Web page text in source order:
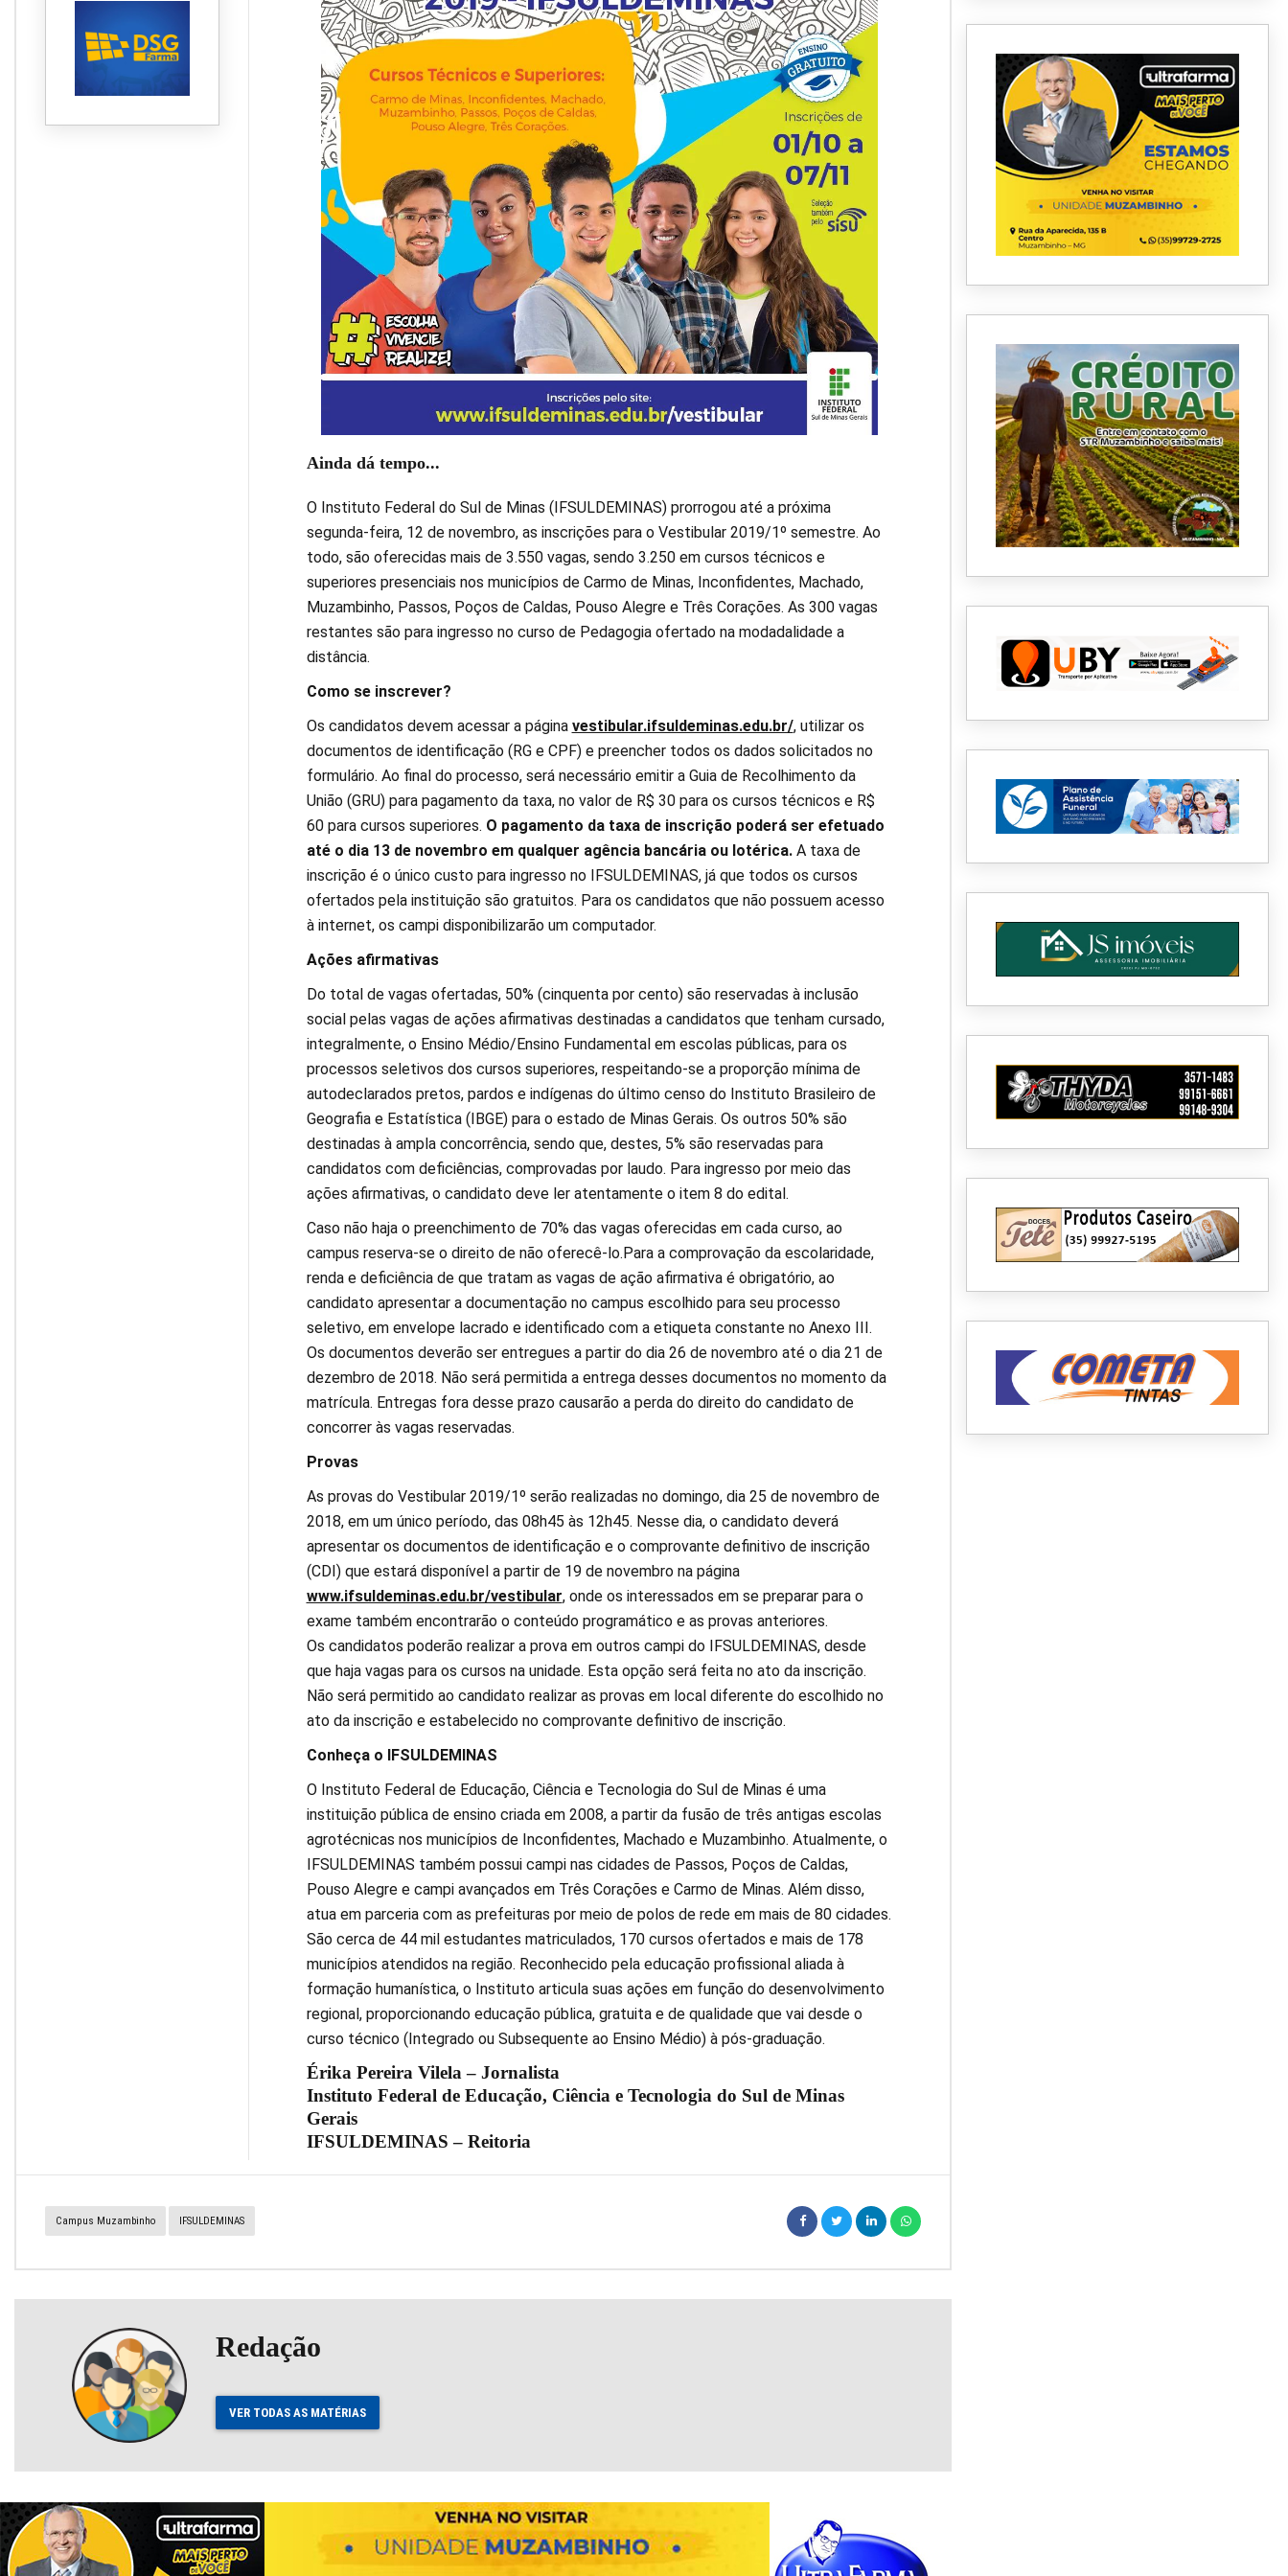
Ainda dá tempo...
O Instituto Federal do Sul de Minas (IFSULDEMINAS) prorrogou até a próxima
segunda-feira, 12 de novembro, as inscrições para o Vestibular 2019/1º semestre. Ao
todo, são oferecidas mais de 3.550 vagas, sendo 3.250 em cursos técnicos e
superiores presenciais nos municípios de Carmo de Minas, Inconfidentes, Machado,
Muzambinho, Passos, Poços de Caldas, Pouso Alegre e Três Corações. As 300 vagas
restantes são para ingresso no curso de Pedagogia ofertado na modadalidade a
distância.
Como se inscrever?
Os candidatos devem acessar a página vestibular.ifsuldeminas.edu.br/, utilizar os
documentos de identificação (RG e CPF) e preencher todos os dados solicitados no
formulário. Ao final do processo, será necessário emitir a Guia de Recolhimento da
União (GRU) para pagamento da taxa, no valor de R$ 30 para os cursos técnicos e R$
60 para cursos superiores. O pagamento da taxa de inscrição poderá ser efetuado
até o dia 13 de novembro em qualquer agência bancária ou lotérica. A taxa de
inscrição é o único custo para ingresso no IFSULDEMINAS, já que todos os cursos
ofertados pela instituição são gratuitos. Para os candidatos que não possuem acesso
à internet, os campi disponibilizarão um computador.
Ações afirmativas
Do total de vagas ofertadas, 50% (cinquenta por cento) são reservadas à inclusão
social pelas vagas de ações afirmativas destinadas a candidatos que tenham cursado,
integralmente, o Ensino Médio/Ensino Fundamental em escolas públicas, para os
processos seletivos dos cursos superiores, respeitando-se a proporção mínima de
autodeclarados pretos, pardos e indígenas do último censo do Instituto Brasileiro de
Geografia e Estatística (IBGE) para o estado de Minas Gerais. Os outros 50% são
destinadas à ampla concorrência, sendo que, destes, 5% são reservadas para
candidatos com deficiências, comprovadas por laudo. Para ingresso por meio das
ações afirmativas, o candidato deve ler atentamente o item 8 do edital.
Caso não haja o preenchimento de 70% das vagas oferecidas em cada curso, ao
campus reserva-se o direito de não oferecê-lo.Para a comprovação da escolaridade,
renda e deficiência de que tratam as vagas de ação afirmativa é obrigatório, ao
candidato apresentar a documentação no campus escolhido para seu processo
seletivo, em envelope lacrado e identificado com a etiqueta constante no Anexo III.
Os documentos deverão ser entregues a partir do dia 26 de novembro até o dia 21 de
dezembro de 2018. Não será permitida a entrega desses documentos no momento da
matrícula. Entregas fora desse prazo causarão a perda do direito do candidato de
concorrer às vagas reservadas.
Provas
As provas do Vestibular 2019/1º serão realizadas no domingo, dia 25 de novembro de
2018, em um único período, das 08h45 às 12h45. Nesse dia, o candidato deverá
apresentar os documentos de identificação e o comprovante definitivo de inscrição
(CDI) que estará disponível a partir de 19 de novembro na página
www.ifsuldeminas.edu.br/vestibular, onde os interessados em se preparar para o
exame também encontrarão o conteúdo programático e as provas anteriores.
Os candidatos poderão realizar a prova em outros campi do IFSULDEMINAS, desde
que haja vagas para os cursos na unidade. Esta opção será feita no ato da inscrição.
Não será permitido ao candidato realizar as provas em local diferente do escolhido no
ato da inscrição e estabelecido no comprovante definitivo de inscrição.
Conheça o IFSULDEMINAS
O Instituto Federal de Educação, Ciência e Tecnologia do Sul de Minas é uma
instituição pública de ensino criada em 2008, a partir da fusão de três antigas escolas
agrotécnicas nos municípios de Inconfidentes, Machado e Muzambinho. Atualmente, o
IFSULDEMINAS também possui campi nas cidades de Passos, Poços de Caldas,
Pouso Alegre e campi avançados em Três Corações e Carmo de Minas. Além disso,
atua em parceria com as prefeituras por meio de polos de rede em mais de 80 cidades.
São cerca de 44 mil estudantes matriculados, 170 cursos ofertados e mais de 178
municípios atendidos na região. Reconhecido pela educação profissional aliada à
formação humanística, o Instituto articula suas ações em função do desenvolvimento
regional, proporcionando educação pública, gratuita e de qualidade que vai desde o
curso técnico (Integrado ou Subsequente ao Ensino Médio) à pós-graduação.
Érika Pereira Vilela – Jornalista
Instituto Federal de Educação, Ciência e Tecnologia do Sul de Minas
Gerais
IFSULDEMINAS – Reitoria
Campus Muzambinho IFSULDEMINAS
Redação
VER TODAS AS MATÉRIAS